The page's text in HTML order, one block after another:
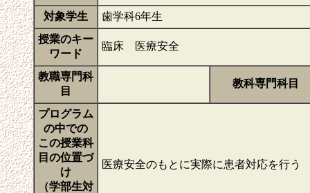
対象学生
歯学科6年生
授業のキー
ワード
臨床 医療安全
教職専門科
目
教科専門科目
プログラム
の中での
この授業科
目の位置づ
け
（学部生対
医療安全のもとに実際に患者対応を行う